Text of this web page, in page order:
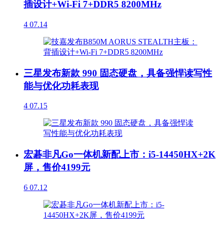
插设计+Wi-Fi 7+DDR5 8200MHz
4 07.14
三星发布新款 990 固态硬盘，具备强悍读写性
能与优化功耗表现
4 07.15
宏碁非凡Go一体机新配上市：i5-14450HX+2K
屏，售价4199元
6 07.12